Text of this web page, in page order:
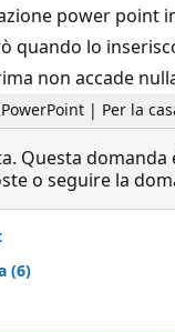
power point
quando lo
non accade
| Per la
Questa domanda
o seguire la
(6)